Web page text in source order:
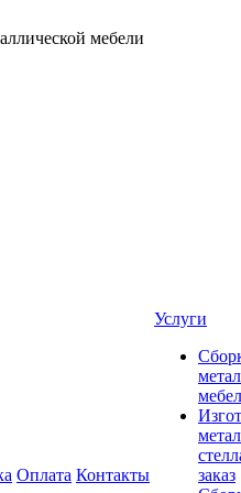
мебели
Оплата Контакты
Услуги
заказ